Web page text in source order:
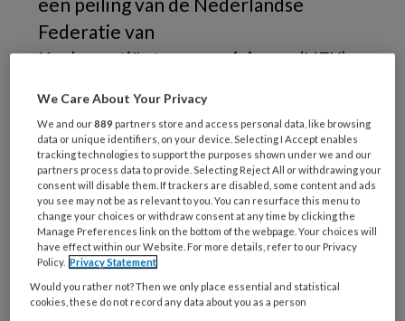
Federatie van
Kankerpatiëntenverenigingen (NFK)
hierdoor beperkingen in werk of
school ervaart.
We Care About Your Privacy
We and our889 partners store and access personal data, like browsing
data or unique identifiers, on your device. Selecting I Accept enables
tracking technologies to support the purposes shown under we and our
partners process data to provide. Selecting Reject All or withdrawing your
consent will disable them. If trackers are disabled, some content and ads
you see may not be as relevant to you. You can resurface this menu to
change your choices or withdraw consent at any time by clicking the
Manage Preferences link on the bottom of the webpage. Your choices will
have effect within our Website. For more details, refer to our Privacy
Policy. Privacy Statement
Would you rather not? Then we only place essential and statistical
cookies, these do not record any data about you as a person